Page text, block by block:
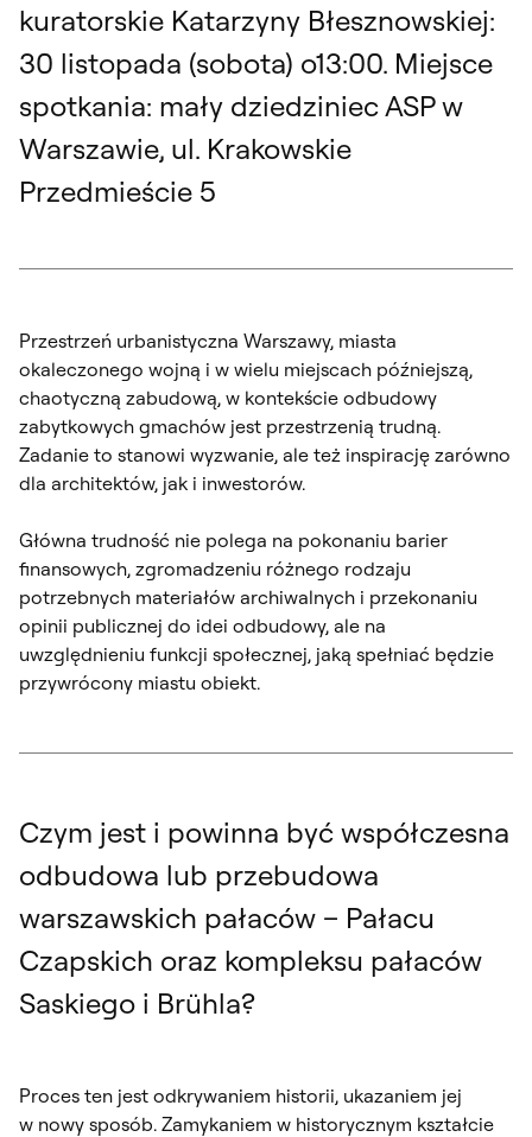
kuratorskie Katarzyny Błesznowskiej:
30 listopada (sobota) o13:00. Miejsce
spotkania: mały dziedziniec ASP w
Warszawie, ul. Krakowskie
Przedmieście 5
Przestrzeń urbanistyczna Warszawy, miasta
okaleczonego wojną i w wielu miejscach późniejszą,
chaotyczną zabudową, w kontekście odbudowy
zabytkowych gmachów jest przestrzenią trudną.
Zadanie to stanowi wyzwanie, ale też inspirację zarówno
dla architektów, jak i inwestorów.
Główna trudność nie polega na pokonaniu barier
finansowych, zgromadzeniu różnego rodzaju
potrzebnych materiałów archiwalnych i przekonaniu
opinii publicznej do idei odbudowy, ale na
uwzględnieniu funkcji społecznej, jaką spełniać będzie
przywrócony miastu obiekt.
Czym jest i powinna być współczesna
odbudowa lub przebudowa
warszawskich pałaców – Pałacu
Czapskich oraz kompleksu pałaców
Saskiego i Brühla?
Proces ten jest odkrywaniem historii, ukazaniem jej
w nowy sposób. Zamykaniem w historycznym kształcie